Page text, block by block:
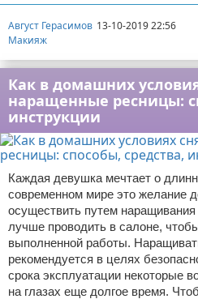
Август Герасимов 13-10-2019 22:56
Макияж
Как в домашних
наращенные ресницы:
инструкции
Каждая девушка мечтает о
современном мире это желание
осуществить путем
лучше проводить в салоне,
выполненной работы.
рекомендуется в целях
срока эксплуатации некоторые
на глазах еще долгое время.